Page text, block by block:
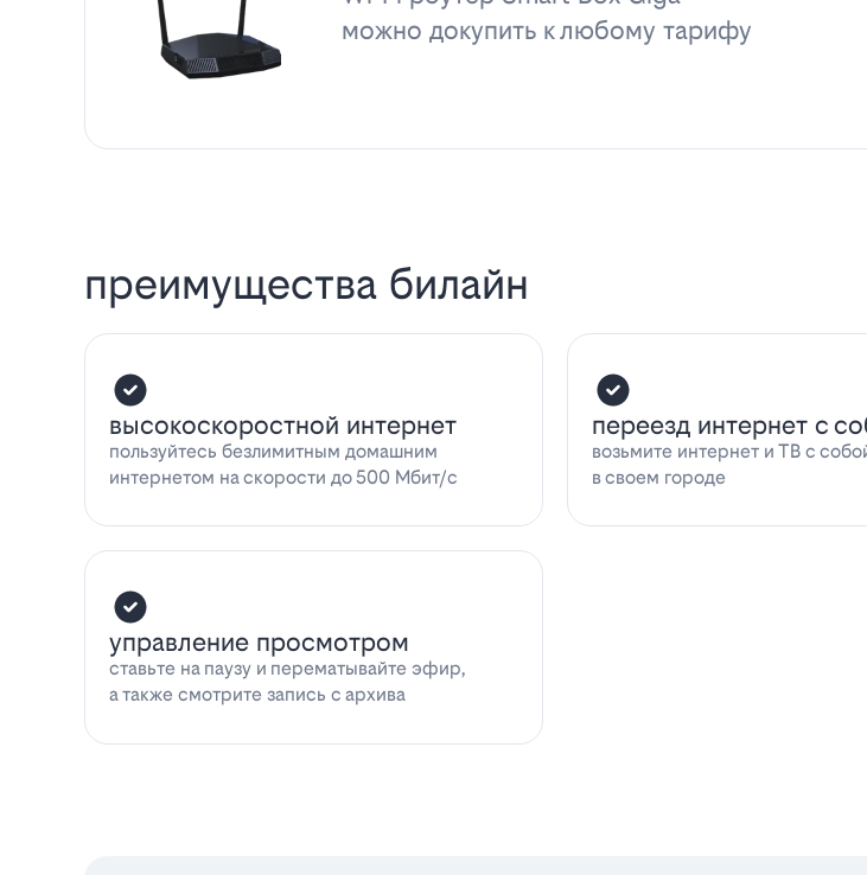
можно докупить к любому тарифу
преимущества билайн
высокоскоростной интернет
пользуйтесь безлимитным домашним
интернетом на скорости до 500 Мбит/с
переезд интернет с
возьмите интернет и ТВ с
в своем городе
управление просмотром
ставьте на паузу и перематывайте эфир,
а также смотрите запись с архива